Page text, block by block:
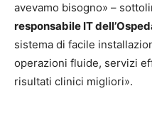
avevamo bisogno» –
responsabile IT
sistema di facile
operazioni fluide, servizi
risultati clinici migliori».